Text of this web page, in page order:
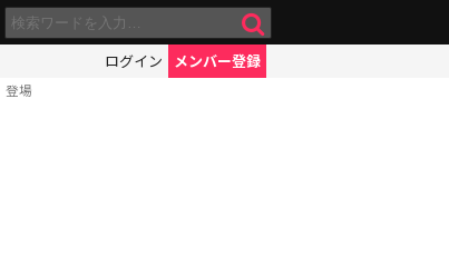
ログイン メンバー登録
登場